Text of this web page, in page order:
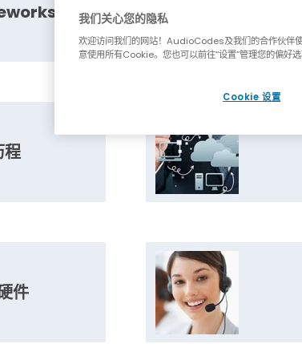
程
件
我们关心您的隐私
欢迎访问我们的网站！AudioCodes及我们的合作伙伴
意使用所有Cookie。您也可以前往“设置”管理您的偏好
Cookie 设置